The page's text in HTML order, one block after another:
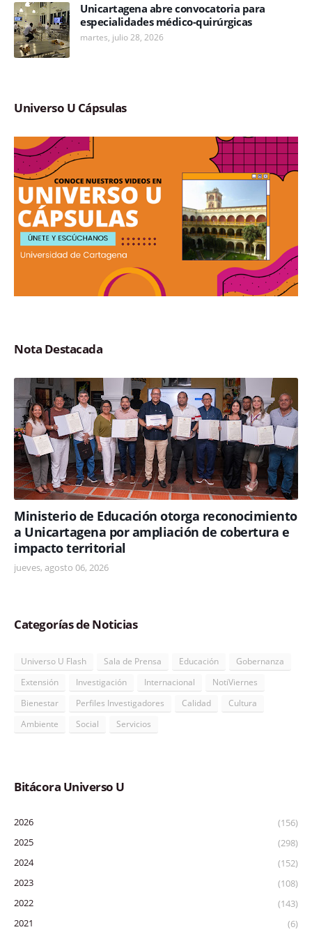
Unicartagena abre convocatoria para
especialidades médico-quirúrgicas
martes, julio 28, 2026
Universo U Cápsulas
Nota Destacada
Ministerio de Educación otorga reconocimiento
a Unicartagena por ampliación de cobertura e
impacto territorial
jueves, agosto 06, 2026
Categorías de Noticias
Universo U Flash Sala de Prensa Educación
Gobernanza
Extensión
Investigación Internacional
NotiViernes
Bienestar
Perfiles Investigadores Calidad
Cultura
Ambiente
Social Servicios
Bitácora Universo U
2026
(156)
2025
(298)
2024
(152)
2023
(108)
2022
(143)
2021
(6)